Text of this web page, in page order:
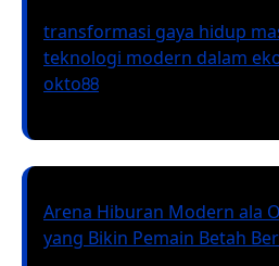
transformasi gaya hidup
teknologi modern dalam
okto88
Arena Hiburan Modern ala
yang Bikin Pemain Betah